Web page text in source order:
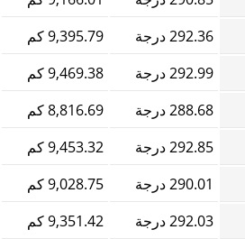
292.36 درجة
9,395.79 كم
292.99 درجة
9,469.38 كم
288.68 درجة
8,816.69 كم
292.85 درجة
9,453.32 كم
290.01 درجة
9,028.75 كم
292.03 درجة
9,351.42 كم